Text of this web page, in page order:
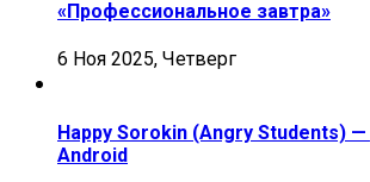
«Профессиональное завтра»
6 Ноя 2025, Четверг
Happy Sorokin (Angry Students)
Android